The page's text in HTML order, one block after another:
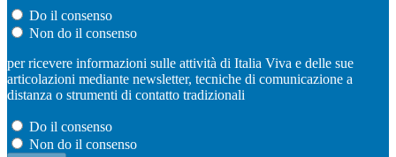
Do il consenso
Non do il consenso
per ricevere informazioni sulle attività di Italia Viva e delle sue
articolazioni mediante newsletter, tecniche di comunicazione a
distanza o strumenti di contatto tradizionali
Do il consenso
Non do il consenso